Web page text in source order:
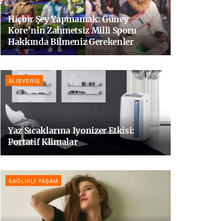
Hiçbir Şey Yapmamak: Güney
Kore’nin Zahmetsiz Milli Sporu
Hakkında Bilmeniz Gerekenler
ALIŞVERIŞ
Yaz Sıcaklarına Iyonizer Etkisi:
Portatif Klimalar
SAĞLIKLI YAŞAM